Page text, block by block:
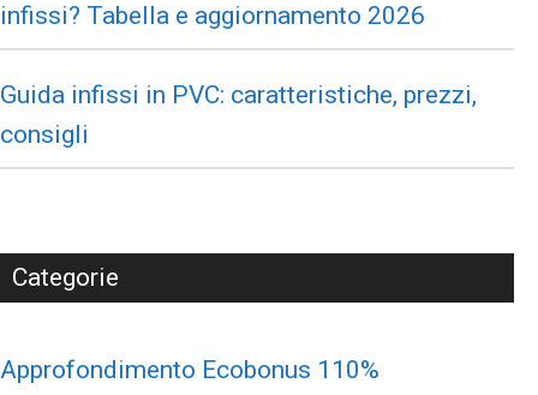
infissi? Tabella e aggiornamento 2026
Guida infissi in PVC: caratteristiche, prezzi,
consigli
Categorie
Approfondimento Ecobonus 110%